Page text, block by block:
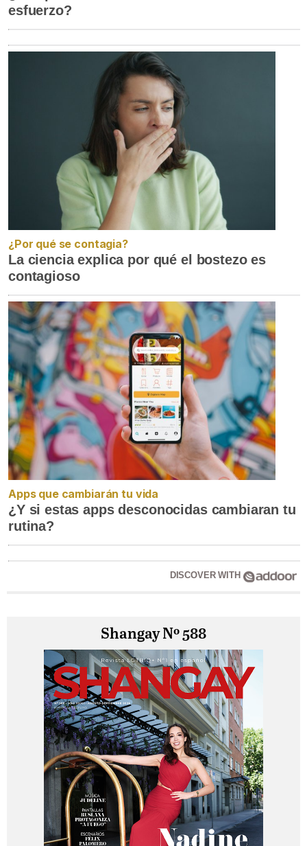
esfuerzo?
¿Por qué se contagia?
La ciencia explica por qué el bostezo es
contagioso
Apps que cambiarán tu vida
¿Y si estas apps desconocidas cambiaran tu
rutina?
DISCOVER WITH
Shangay Nº 588